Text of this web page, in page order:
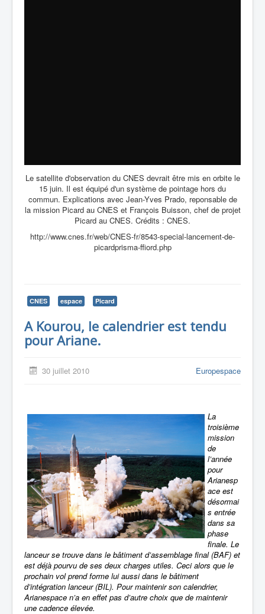
Le satellite d'observation du CNES devrait être mis en orbite le
15 juin. Il est équipé d'un système de pointage hors du
commun. Explications avec Jean-Yves Prado, reponsable de
la mission Picard au CNES et François Buisson, chef de projet
Picard au CNES. Crédits : CNES.
http://www.cnes.fr/web/CNES-fr/8543-special-lancement-de-
picardprisma-ffiord.php
CNES espace Picard
A Kourou, le calendrier est tendu
pour Ariane.
30 juillet 2010 Europespace
La
troisième
mission
de
l’année
pour
Arianesp
ace est
désormai
s entrée
dans sa
phase
finale. Le
lanceur se trouve dans le bâtiment d’assemblage final (BAF) et
est déjà pourvu de ses deux charges utiles. Ceci alors que le
prochain vol prend forme lui aussi dans le bâtiment
d’intégration lanceur (BIL). Pour maintenir son calendrier,
Arianespace n’a en effet pas d’autre choix que de maintenir
une cadence élevée.